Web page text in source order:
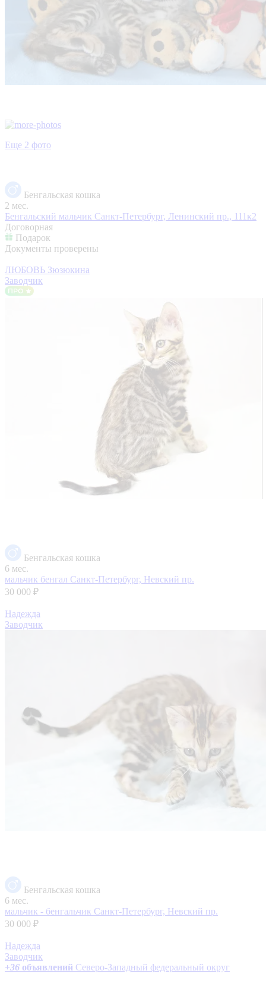
Еще 2 фото
Бенгальская кошка
2 мес.
Бенгальский мальчик Санкт-Петербург, Ленинский пр., 111к2
Договорная
Подарок
Документы проверены
ЛЮБОВЬ Зюзюкина
Заводчик
Бенгальская кошка
6 мес.
мальчик бенгал Санкт-Петербург, Невский пр.
30 000 ₽
Надежда
Заводчик
Бенгальская кошка
6 мес.
мальчик - бенгальчик Санкт-Петербург, Невский пр.
30 000 ₽
Надежда
Заводчик
+36 объявлений Северо-Западный федеральный округ